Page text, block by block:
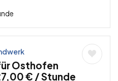
Osthofen
€ / Stunde